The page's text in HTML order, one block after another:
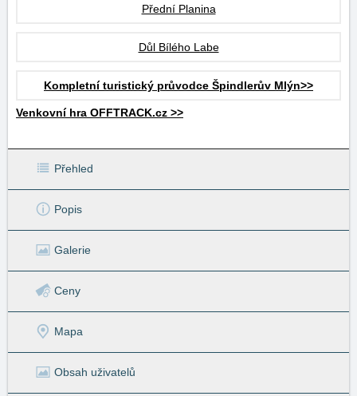
Přední Planina
Důl Bílého Labe
Kompletní turistický průvodce Špindlerův Mlýn>>
Venkovní hra OFFTRACK.cz >>
Přehled
Popis
Galerie
Ceny
Mapa
Obsah uživatelů